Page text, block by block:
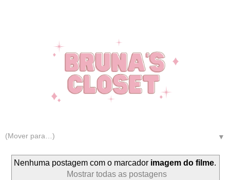
▼
Nenhuma postagem com o marcador imagem do filme.
Mostrar todas as postagens